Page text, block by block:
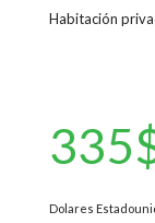
Habitación
Dolares